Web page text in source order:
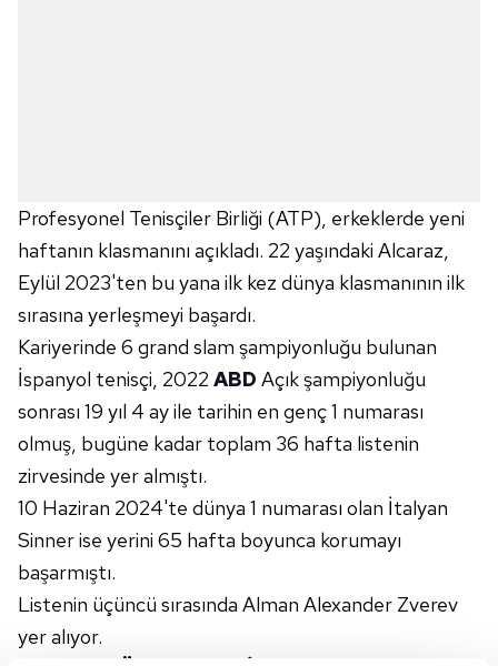
Profesyonel Tenisçiler Birliği (ATP), erkeklerde yeni
haftanın klasmanını açıkladı. 22 yaşındaki Alcaraz,
Eylül 2023'ten bu yana ilk kez dünya klasmanının ilk
sırasına yerleşmeyi başardı.
Kariyerinde 6 grand slam şampiyonluğu bulunan
İspanyol tenisçi, 2022 ABD Açık şampiyonluğu
sonrası 19 yıl 4 ay ile tarihin en genç 1 numarası
olmuş, bugüne kadar toplam 36 hafta listenin
zirvesinde yer almıştı.
10 Haziran 2024'te dünya 1 numarası olan İtalyan
Sinner ise yerini 65 hafta boyunca korumayı
başarmıştı.
Listenin üçüncü sırasında Alman Alexander Zverev
yer alıyor.